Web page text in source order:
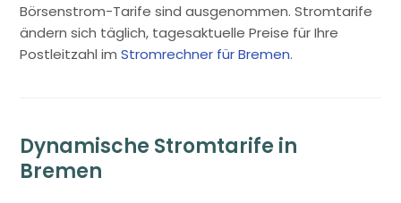
Börsenstrom-Tarife sind ausgenommen. Stromtarife
ändern sich täglich, tagesaktuelle Preise für Ihre
Postleitzahl imStromrechner für Bremen.
Dynamische Stromtarife in
Bremen